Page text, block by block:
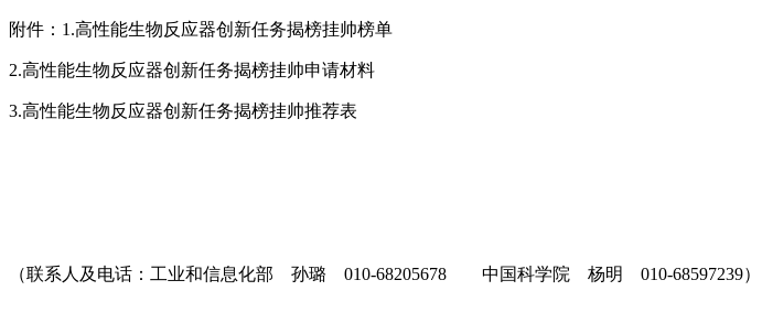
附件：1.高性能生物反应器创新任务揭榜挂帅榜单
2.高性能生物反应器创新任务揭榜挂帅申请材料
3.高性能生物反应器创新任务揭榜挂帅推荐表
（联系人及电话：工业和信息化部 孙璐 010-68205678 中国科学院 杨明 010-68597239）